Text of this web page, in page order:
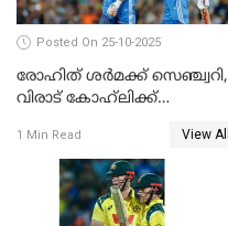
Posted On 25-10-2025
രോഹിത് ശർമക്ക് സെഞ്ച്വറി,
വിരാട് കോഹ്‍ലിക്ക്
മുൻനായകരുടെ മികവിൽ
ഓസീസിനെതിരെ ഉജ്ജ്വല
1 Min Read View All